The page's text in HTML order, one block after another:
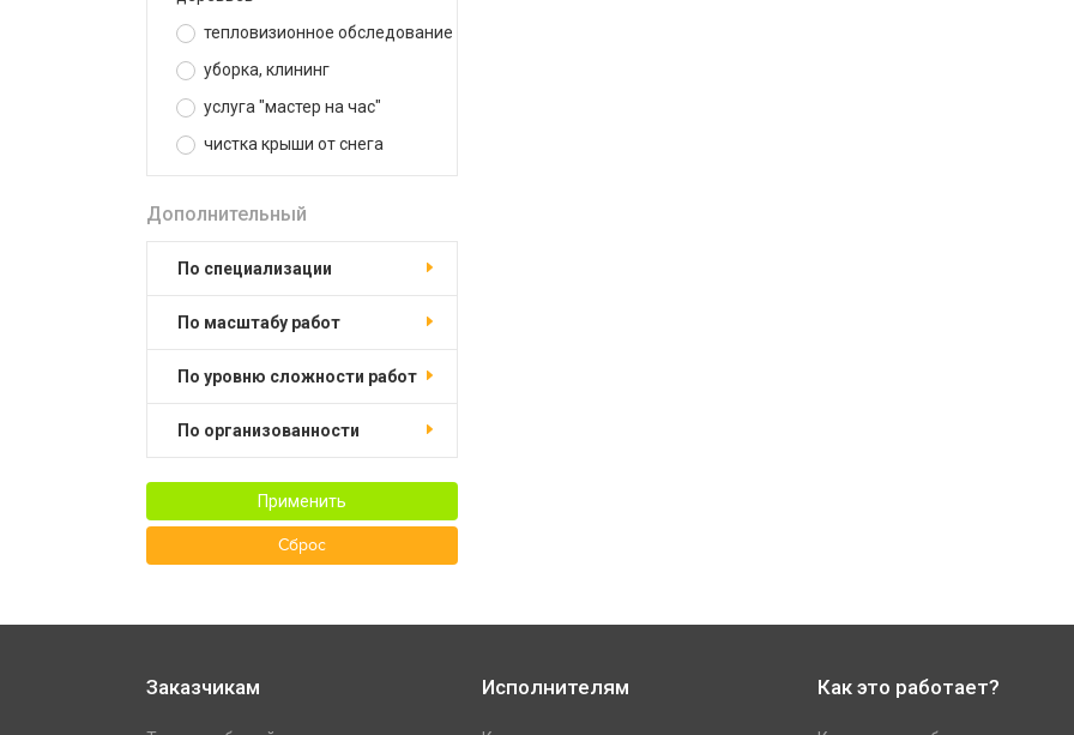
тепловизионное обследование
уборка, клининг
услуга "мастер на час"
чистка крыши от снега
Дополнительный
по специализации
по масштабу работ
по уровню сложности работ
по организованности
Применить
Сброс
Заказчикам Исполнителям Как это работает?